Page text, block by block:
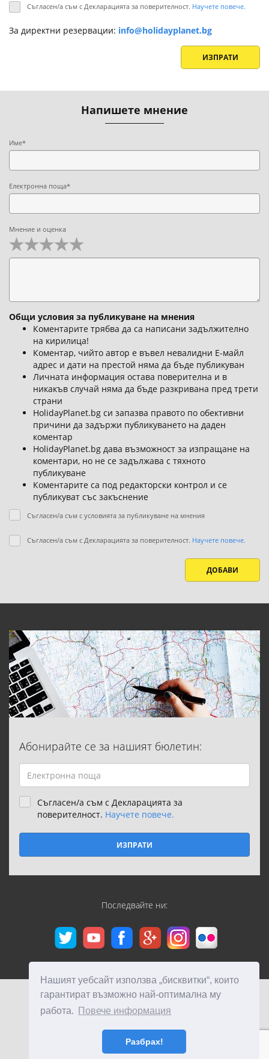
Нашият уебсайт използва „бисквитки“, които
гарантират възможно най-оптимална му
работа.
Повече информация
Разбрах!
Съгласен/а съм с Декларацията за поверителност. Научете повече.
За директни резервации: info@holidayplanet.bg
ИЗПРАТИ
Напишете мнение
Име*
Електронна поща*
Мнение и оценка
Общи условия за публикуване на мнения
Коментарите трябва да са написани задължително
на кирилица!
Коментар, чийто автор е въвел невалидни Е-майл
адрес и дати на престой няма да бъде публикуван
Личната информация остава поверителна и в
никакъв случай няма да бъде разкривана пред трети
страни
HolidayPlanet.bg си запазва правото по обективни
причини да задържи публикуването на даден
коментар
HolidayPlanet.bg дава възможност за изпращане на
коментари, но не се задължава с тяхното
публикуване
Коментарите са под редакторски контрол и се
публикуват със закъснение
Съгласен/а съм с условията за публикуване на мнения
Съгласен/а съм с Декларацията за поверителност. Научете повече.
ДОБАВИ
Абонирайте се за нашият бюлетин:
Съгласен/а съм с Декларацията за
поверителност. Научете повече.
ИЗПРАТИ
Последвайте ни: